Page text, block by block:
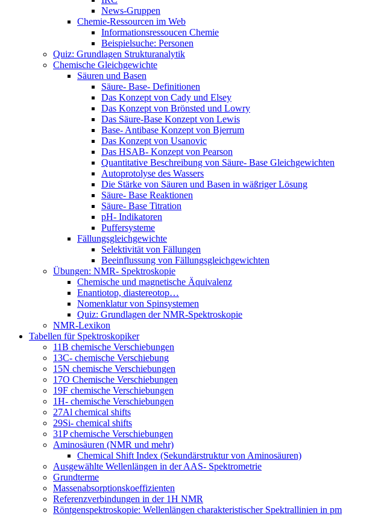
News-Gruppen
Chemie-Ressourcen im Web
Informationsressoucen Chemie
Beispielsuche: Personen
Quiz: Grundlagen Strukturanalytik
Chemische Gleichgewichte
Säuren und Basen
Säure- Base- Definitionen
Das Konzept von Cady und Elsey
Das Konzept von Brönsted und Lowry
Das Säure-Base Konzept von Lewis
Base- Antibase Konzept von Bjerrum
Das Konzept von Usanovic
Das HSAB- Konzept von Pearson
Quantitative Beschreibung von Säure- Base Gleichgewichten
Autoprotolyse des Wassers
Die Stärke von Säuren und Basen in wäßriger Lösung
Säure- Base Reaktionen
Säure- Base Titration
pH- Indikatoren
Puffersysteme
Fällungsgleichgewichte
Selektivität von Fällungen
Beeinflussung von Fällungsgleichgewichten
Übungen: NMR- Spektroskopie
Chemische und magnetische Äquivalenz
Enantiotop, diastereotop…
Nomenklatur von Spinsystemen
Quiz: Grundlagen der NMR-Spektroskopie
NMR-Lexikon
Tabellen für Spektroskopiker
11B chemische Verschiebungen
13C- chemische Verschiebung
15N chemische Verschiebungen
17O Chemische Verschiebungen
19F chemische Verschiebungen
1H- chemische Verschiebungen
27Al chemical shifts
29Si- chemical shifts
31P chemische Verschiebungen
Aminosäuren (NMR und mehr)
Chemical Shift Index (Sekundärstruktur von Aminosäuren)
Ausgewählte Wellenlängen in der AAS- Spektrometrie
Grundterme
Massenabsorptionskoeffizienten
Referenzverbindungen in der 1H NMR
Röntgenspektroskopie: Wellenlängen charakteristischer Spektrallinien in pm